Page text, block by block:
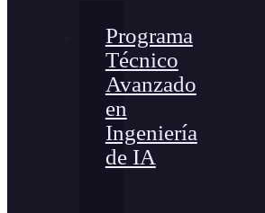
Programa
Técnico
Avanzado
en
Ingeniería
de IA